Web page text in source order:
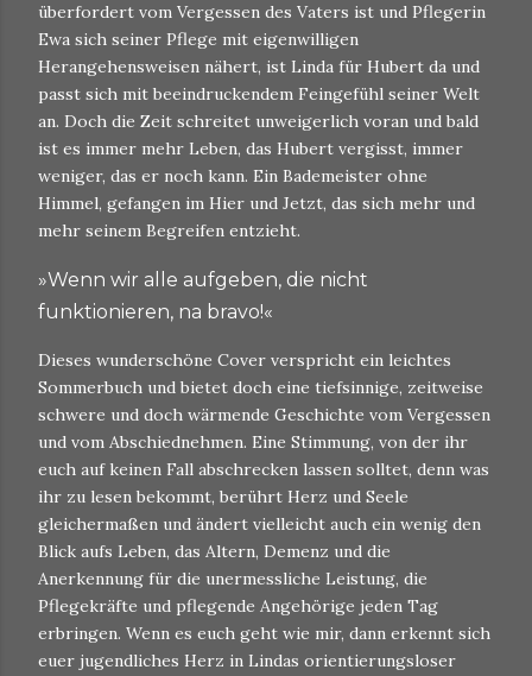
überfordert vom Vergessen des Vaters ist und Pflegerin
Ewa sich seiner Pflege mit eigenwilligen
Herangehensweisen nähert, ist Linda für Hubert da und
passt sich mit beeindruckendem Feingefühl seiner Welt
an. Doch die Zeit schreitet unweigerlich voran und bald
ist es immer mehr Leben, das Hubert vergisst, immer
weniger, das er noch kann. Ein Bademeister ohne
Himmel, gefangen im Hier und Jetzt, das sich mehr und
mehr seinem Begreifen entzieht.
»Wenn wir alle aufgeben, die nicht
funktionieren, na bravo!«
Dieses wunderschöne Cover verspricht ein leichtes
Sommerbuch und bietet doch eine tiefsinnige, zeitweise
schwere und doch wärmende Geschichte vom Vergessen
und vom Abschiednehmen. Eine Stimmung, von der ihr
euch auf keinen Fall abschrecken lassen solltet, denn was
ihr zu lesen bekommt, berührt Herz und Seele
gleichermaßen und ändert vielleicht auch ein wenig den
Blick aufs Leben, das Altern, Demenz und die
Anerkennung für die unermessliche Leistung, die
Pflegekräfte und pflegende Angehörige jeden Tag
erbringen. Wenn es euch geht wie mir, dann erkennt sich
euer jugendliches Herz in Lindas orientierungsloser